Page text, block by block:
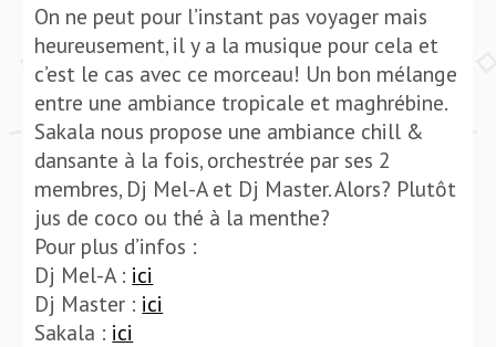
On ne peut pour l’instant pas voyager mais
heureusement, il y a la musique pour cela et
c’est le cas avec ce morceau! Un bon mélange
entre une ambiance tropicale et maghrébine.
Sakala nous propose une ambiance chill &
dansante à la fois, orchestrée par ses 2
membres, Dj Mel-A et Dj Master. Alors? Plutôt
jus de coco ou thé à la menthe?
Pour plus d’infos :
Dj Mel-A : ici
Dj Master : ici
Sakala : ici